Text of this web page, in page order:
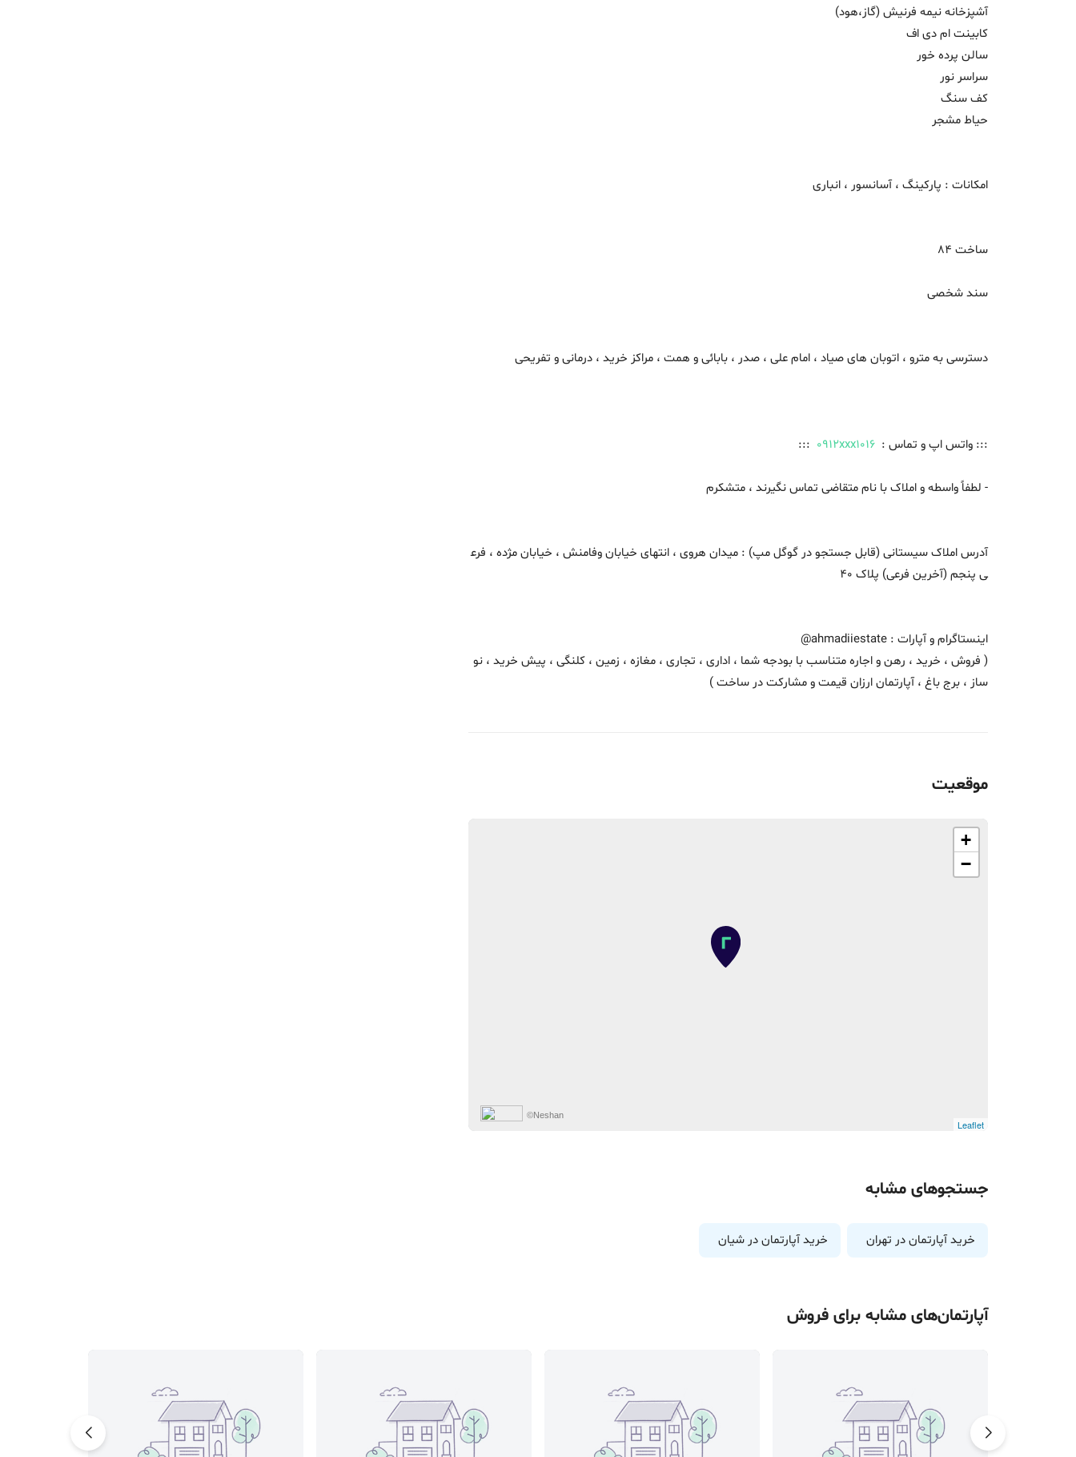
آشپزخانه نیمه فرنیش (گاز،هود)
کابینت ام دی اف
سالن پرده خور
سراسر نور
کف سنگ
حیاط مشجر
امکانات : پارکینگ ، آسانسور ، انباری
ساخت 84
سند شخصی
دسترسی به مترو ، اتوبان های صیاد ، امام علی ، صدر ، بابائی و همت ، مراکز خرید ، درمانی و تفریحی
::: واتس اپ و تماس : 0912xxx1016
:::
- لطفاً واسطه و املاک با نام متقاضی تماس نگیرند ، متشکرم
آدرس املاک سیستانی (قابل جستجو در گوگل مپ) : میدان هروی ، انتهای خیابان وفامنش ، خیابان مژده ، فرع
ی پنجم (آخرین فرعی) پلاک 40
اینستاگرام و آپارات : ahmadiiestate@
( فروش ، خرید ، رهن و اجاره متناسب با بودجه شما ، اداری ، تجاری ، مغازه ، زمین ، کلنگی ، پیش خرید ، نو
ساز ، برج باغ ، آپارتمان ارزان قیمت و مشارکت در ساخت )
موقعیت
+
−
Leaflet
©Neshan
جستجوهای مشابه
خرید آپارتمان در تهران خرید آپارتمان در شیان
آپارتمان‌های مشابه برای فروش